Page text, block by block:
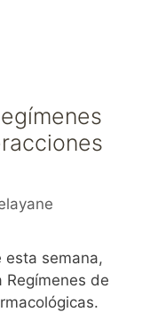
esta semana,
de